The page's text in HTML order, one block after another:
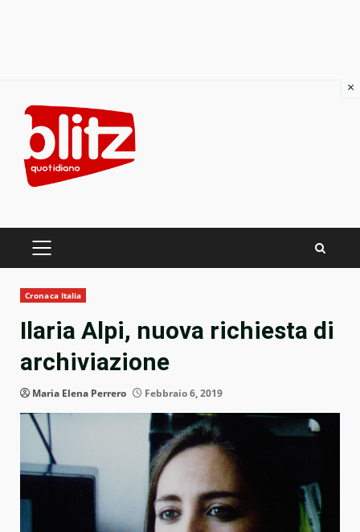
content
PRIMARY
Cronaca Italia
Ilaria Alpi, nuova richiesta di
archiviazione
Maria Elena Perrero Febbraio 6, 2019
×